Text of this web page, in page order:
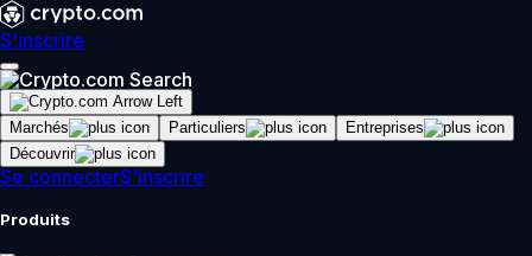
S'inscrire
Marchés Particuliers
Entreprises
Découvrir
Se connecterS'inscrire
Produits